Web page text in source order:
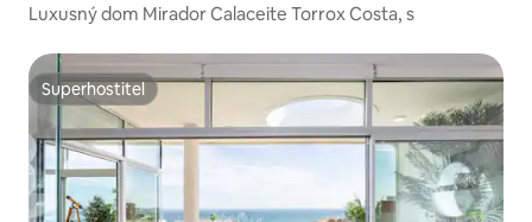
Luxusný dom Mirador Calaceite Torrox Costa, s
Superhostiteľ
Superhostiteľ